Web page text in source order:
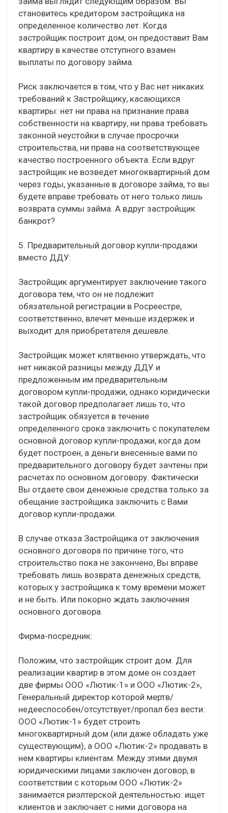
становитесь кредитором застройщика на
определенное количество лет. Когда
застройщик построит дом, он предоставит Вам
квартиру в качестве отступного взамен
выплаты по договору займа.
Риск заключается в том, что у Вас нет никаких
требований к Застройщику, касающихся
квартиры: нет ни права на признание права
собственности на квартиру, ни права требовать
законной неустойки в случае просрочки
строительства, ни права на соответствующее
качество построенного объекта. Если вдруг
застройщик не возведет многоквартирный дом
через годы, указанные в договоре займа, то вы
будете вправе требовать от него только лишь
возврата суммы займа. А вдруг застройщик
банкрот?
5. Предварительный договор купли-продажи
вместо ДДУ:
Застройщик аргументирует заключение такого
договора тем, что он не подлежит
обязательной регистрации в Росреестре,
соответственно, влечет меньше издержек и
выходит для приобретателя дешевле.
Застройщик может клятвенно утверждать, что
нет никакой разницы между ДДУ и
предложенным им предварительным
договором купли-продажи, однако юридически
такой договор предполагает лишь то, что
застройщик обязуется в течение
определенного срока заключить с покупателем
основной договор купли-продажи, когда дом
будет построен, а деньги внесенные вами по
предварительного договору будет зачтены при
расчетах по основном договору. Фактически
Вы отдаете свои денежные средства только за
обещание застройщика заключить с Вами
договор купли-продажи.
В случае отказа Застройщика от заключения
основного договора по причине того, что
строительство пока не закончено, Вы вправе
требовать лишь возврата денежных средств,
которых у застройщика к тому времени может
и не быть. Или покорно ждать заключения
основного договора.
Фирма-посредник:
Положим, что застройщик строит дом. Для
реализации квартир в этом доме он создает
две фирмы ООО «Лютик-1» и ООО «Лютик-2»,
Генеральный директор которой мертв/
недееспособен/отсутствует/пропал без вести:
ООО «Лютик-1» будет строить
многоквартирный дом (или даже обладать уже
существующим), а ООО «Лютик-2» продавать в
нем квартиры клиентам. Между этими двумя
юридическими лицами заключен договор, в
соответствии с которым ООО «Лютик-2»
занимается риэлтерской деятельностью: ищет
клиентов и заключает с ними договора на